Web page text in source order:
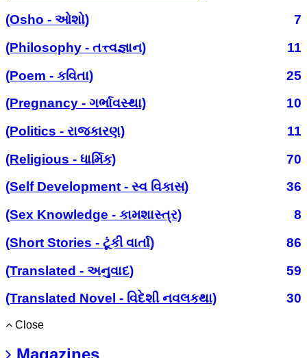
(Osho - ઓશો)
7
(Philosophy - તત્ત્વજ્ઞાન)
11
(Poem - કવિતા)
25
(Pregnancy - ગર્ભાવસ્થા)
10
(Politics - રાજકારણ)
11
(Religious - ધાર્મિક)
70
(Self Development - સ્વ વિકાસ)
36
(Sex Knowledge - કામશાસ્ત્ર)
8
(Short Stories - ટૂંકી વાર્તા)
86
(Translated - અનુવાદ)
59
(Translated Novel - વિદેશી નવલકથા)
30
Close
Magazines